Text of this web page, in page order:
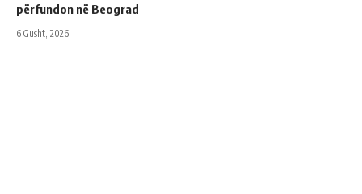
përfundon në Beograd
6 Gusht, 2026